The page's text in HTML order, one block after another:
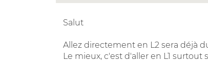
Salut
Allez directement en L2 sera déjà
Le mieux, c'est d'aller en L1